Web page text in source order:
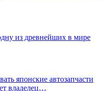
из древнейших в мире
японские автозапчасти
владелец…